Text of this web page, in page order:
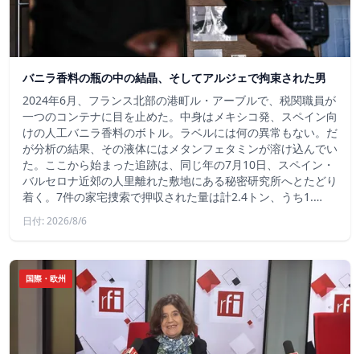
バニラ香料の瓶の中の結晶、そしてアルジェで拘束された男
2024年6月、フランス北部の港町ル・アーブルで、税関職員が
一つのコンテナに目を止めた。中身はメキシコ発、スペイン向
けの人工バニラ香料のボトル。ラベルには何の異常もない。だ
が分析の結果、その液体にはメタンフェタミンが溶け込んでい
た。ここから始まった追跡は、同じ年の7月10日、スペイン・
バルセロナ近郊の人里離れた敷地にある秘密研究所へとたどり
着く。7件の家宅捜索で押収された量は計2.4トン、うち1.…
日付: 2026/8/6
国際・欧州